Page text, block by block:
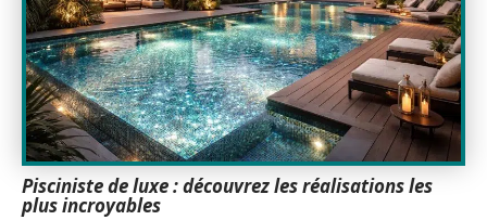
Pisciniste de luxe : découvrez les réalisations les
plus incroyables